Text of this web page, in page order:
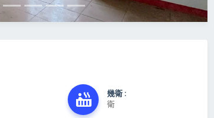
幾衛 :
衛